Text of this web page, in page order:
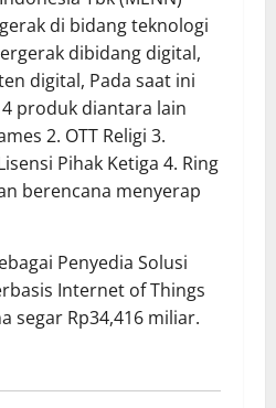
di bidang teknologi
dibidang digital,
digital, Pada saat ini
produk diantara lain
2. OTT Religi 3.
Pihak Ketiga 4. Ring
berencana menyerap
Penyedia Solusi
Internet of Things
segar Rp34,416 miliar.